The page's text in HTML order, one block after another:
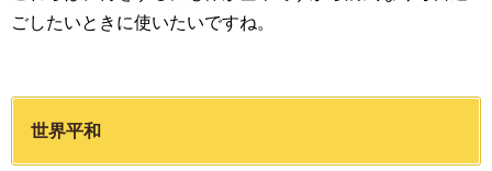
ごしたいときに使いたいですね。
世界平和